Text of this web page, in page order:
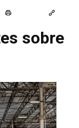
sobre